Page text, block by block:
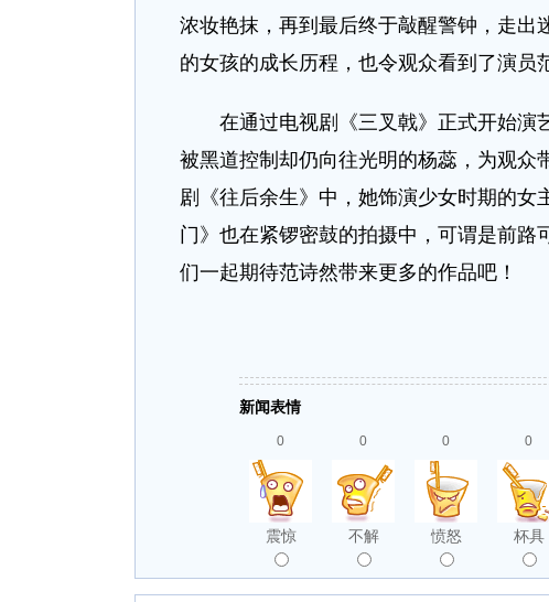
浓妆艳抹，再到最后终于敲醒警钟，走出
的女孩的成长历程，也令观众看到了演员
在通过电视剧《三叉戟》正式开始演
被黑道控制却仍向往光明的杨蕊，为观
剧《往后余生》中，她饰演少女时期的女
门》也在紧锣密鼓的拍摄中，可谓是前
们一起期待范诗然带来更多的作品吧！
新闻表情
0
震惊
0
不解
0
愤怒
0
杯具